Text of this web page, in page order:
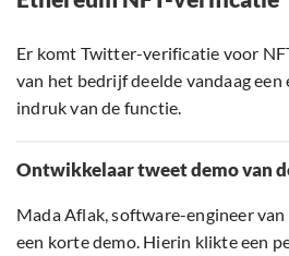
Er komt Twitter-verificatie voor
van het bedrijf deelde vandaag
indruk van de functie.
Ontwikkelaar tweet demo van
Mada Aflak, software-engineer
een korte demo. Hierin klikte een